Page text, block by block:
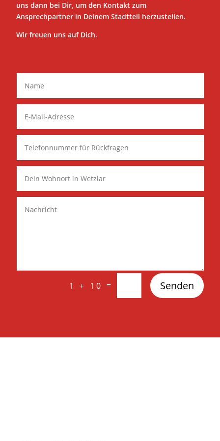
uns dann bei Dir, um den Kontakt zum
Ansprechpartner in Deinem Stadtteil herzustellen.
Wir freuen uns auf Dich.
1 + 10 = Senden